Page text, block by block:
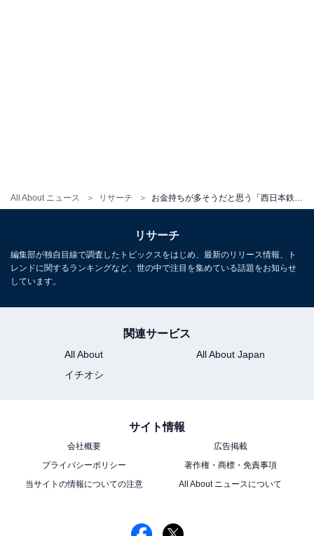
All About ニュース リサーチ
2
リサーチ
編集部が独自目線で調査したトピックスをはじめ、最新のリリース情報、ト
レンドに関するランキングなど、世の中で注目を集めている話題をお知らせ
しています。
関連サービス
All About
All About Japan
イチオシ
サイト情報
会社概要
広告掲載
プライバシーポリシー
著作権・商標・免責事項
当サイトの情報についての注意
All About ニュースについて